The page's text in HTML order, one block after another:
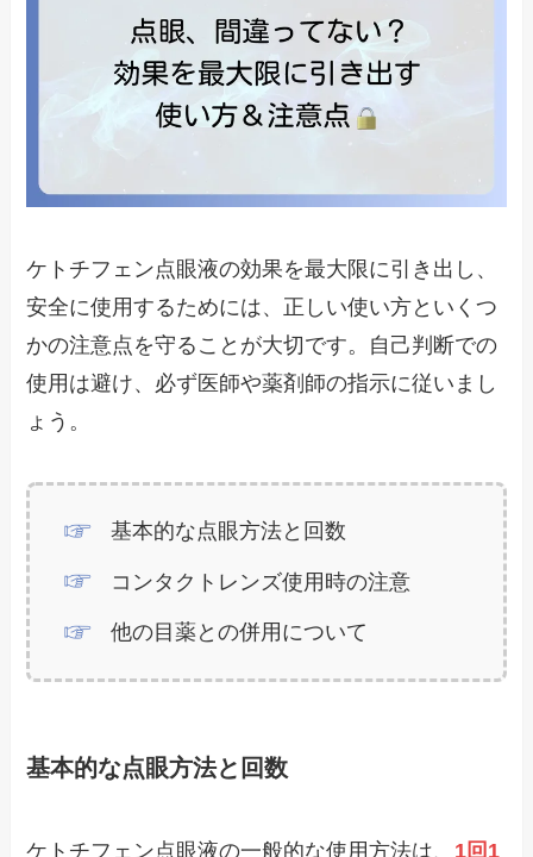
ケトチフェン点眼液の効果を最大限に引き出し、
安全に使用するためには、正しい使い方といくつ
かの注意点を守ることが大切です。自己判断での
使用は避け、必ず医師や薬剤師の指示に従いまし
ょう。
基本的な点眼方法と回数
コンタクトレンズ使用時の注意
他の目薬との併用について
基本的な点眼方法と回数
ケトチフェン点眼液の一般的な使用方法は、 1回1